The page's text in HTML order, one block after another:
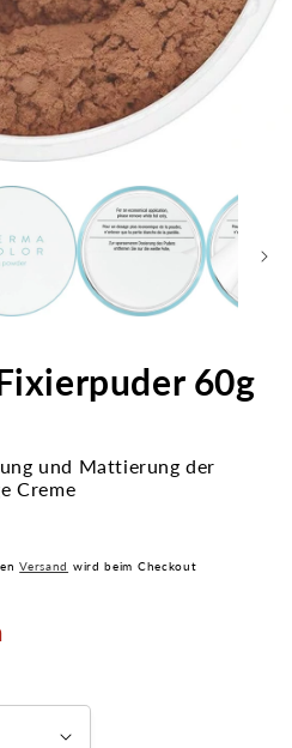
60g
und Mattierung der
Creme
Versand wird beim Checkout